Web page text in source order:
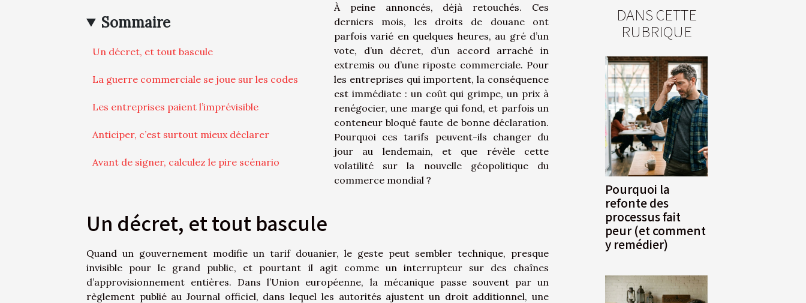
Sommaire
Un décret, et tout bascule
La guerre commerciale se joue sur les codes
Les entreprises paient l’imprévisible
Anticiper, c’est surtout mieux déclarer
Avant de signer, calculez le pire scénario
À peine annoncés, déjà retouchés. Ces
derniers mois, les droits de douane ont
parfois varié en quelques heures, au gré d’un
vote, d’un décret, d’un accord arraché in
extremis ou d’une riposte commerciale. Pour
les entreprises qui importent, la conséquence
est immédiate : un coût qui grimpe, un prix à
renégocier, une marge qui fond, et parfois un
conteneur bloqué faute de bonne déclaration.
Pourquoi ces tarifs peuvent-ils changer du
jour au lendemain, et que révèle cette
volatilité sur la nouvelle géopolitique du
commerce mondial ?
Un décret, et tout bascule
Quand un gouvernement modifie un tarif douanier, le geste peut sembler technique, presque
invisible pour le grand public, et pourtant il agit comme un interrupteur sur des chaînes
d’approvisionnement entières. Dans l’Union européenne, la mécanique passe souvent par un
règlement publié au Journal officiel, dans lequel les autorités ajustent un droit additionnel, une
DANS CETTE
RUBRIQUE
Pourquoi la
refonte des
processus fait
peur (et comment
y remédier)